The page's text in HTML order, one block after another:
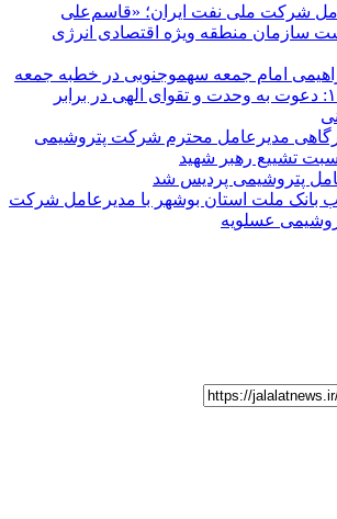
شرکت ملی نفت ایران؛ «قاسم‌علی
سازمان منطقه ویژه اقتصادی انرژی
امام جمعه سهموجنوبی در خطبه جمعه
۱۹ تیرماه ۱۴۰۵: دعوت به وحدت و تقوای الهی در برابر
مدیرعامل محترم شرکت پتروشیمی
تشییع رهبر شهید
پتروشیمی پردیس شد
بانک ملت استان بوشهر با مدیرعامل شرکت
عسلویه